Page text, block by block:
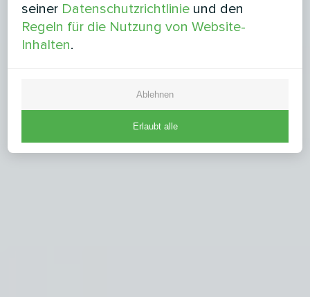
seiner Datenschutzrichtlinie und den
Regeln für die Nutzung von Website-
Inhalten.
Ablehnen
Erlaubt alle